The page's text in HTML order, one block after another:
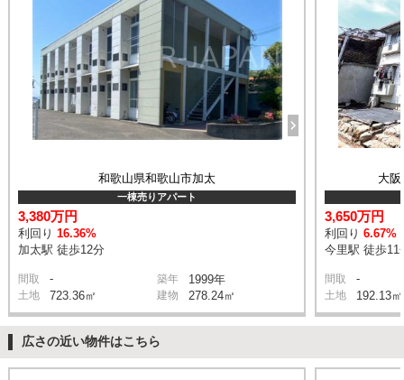
和歌山県和歌山市加太
一棟売りアパート
3,380万円
利回り16.36%
加太駅 徒歩12分
間取 - 築年 1999年
土地 723.36㎡ 建物 278.24㎡
大
3,650万円
利回り 6.67%
今里駅 徒歩11
間取 -
土地 192.13㎡
広さの近い物件はこちら